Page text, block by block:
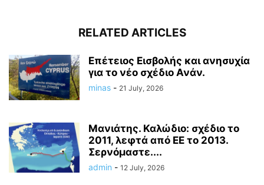
RELATED ARTICLES
Επέτειος Εισβολής και ανησυχία
για το νέο σχέδιο Ανάν.
minas - 21 July, 2026
Μανιάτης. Καλώδιο: σχέδιο το
2011, λεφτά από ΕΕ το 2013.
Σερνόμαστε....
admin - 12 July, 2026